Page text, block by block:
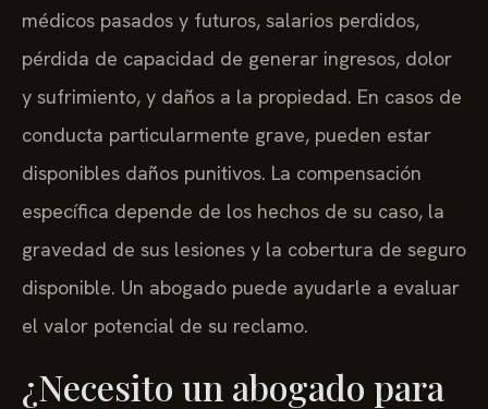
médicos pasados y futuros, salarios perdidos,
pérdida de capacidad de generar ingresos, dolor
y sufrimiento, y daños a la propiedad. En casos de
conducta particularmente grave, pueden estar
disponibles daños punitivos. La compensación
específica depende de los hechos de su caso, la
gravedad de sus lesiones y la cobertura de seguro
disponible. Un abogado puede ayudarle a evaluar
el valor potencial de su reclamo.
¿Necesito un abogado para